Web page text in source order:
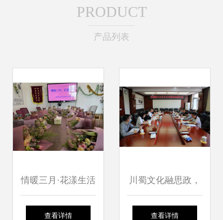
PRODUCT
产品列表
情暖三月·花漾生活
| 穗东街举办妇女
查看详情
川蜀文化融思政，
艺术课堂谱新篇
查看详情